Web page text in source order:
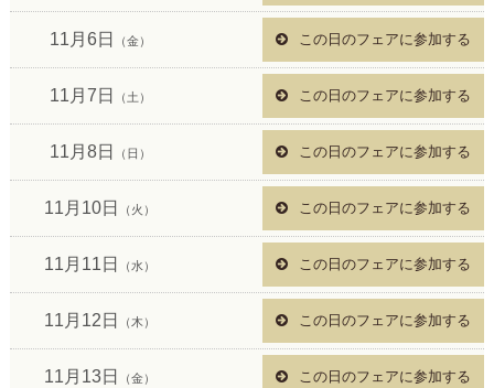
11月6日 （金） この日のフェアに参加する
11月7日 （土） この日のフェアに参加する
11月8日 （日） この日のフェアに参加する
11月10日 （火） この日のフェアに参加する
11月11日 （水） この日のフェアに参加する
11月12日 （木） この日のフェアに参加する
11月13日 （金） この日のフェアに参加する